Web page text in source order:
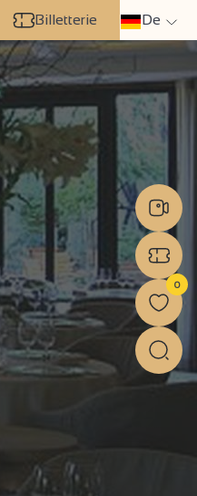
Billetterie De
0